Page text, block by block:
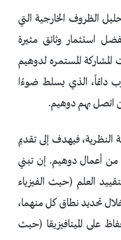
الظروف الخارجية التي
استثمار وثائق مثيرة
المستمره لدوهيم
دائماً، الذي يسلط ضوءًا
اتصل بهم دوهيم.
فيهدف إلى تقديم
أعمال دوهيم. إن تبني
العلم (حيث الفيزياء
خلال تحديد نطاق كل منهما،
على الميتافيزيقا (حيث